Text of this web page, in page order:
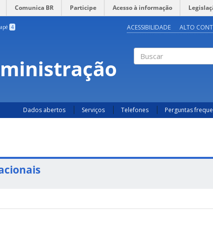
Comunica BR Participe Acesso à informação
4 ACESSIBILIDADE ALTO
Dados abertos Serviços Telefones Perguntas